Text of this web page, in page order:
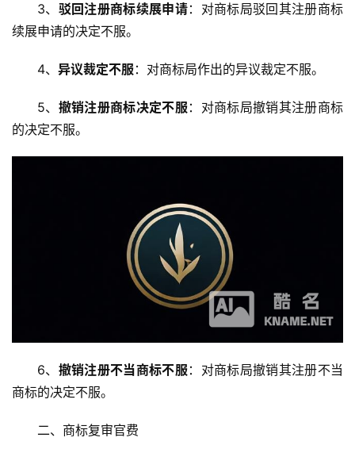
3、 驳回注册商标续展申请：对商标局驳回其注册商标
续展申请的决定不服。
4、 异议裁定不服：对商标局作出的异议裁定不服。
5、 撤销注册商标决定不服：对商标局撤销其注册商标
的决定不服。
6、 撤销注册不当商标不服：对商标局撤销其注册不当
商标的决定不服。
二、商标复审官费